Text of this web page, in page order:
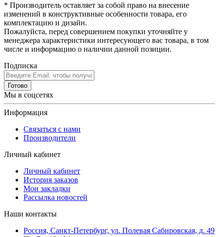
* Производитель оставляет за собой право на внесение
изменений в конструктивные особенности товара, его
комплектацию и дизайн.
Пожалуйста, перед совершением покупки уточняйте у
менеджера характеристики интересующего вас товара, в том
числе и информацию о наличии данной позиции.
Подписка
Готово
Мы в соцсетях
Информация
Связаться с нами
Производители
Личный кабинет
Личный кабинет
История заказов
Мои закладки
Рассылка новостей
Наши контакты
Россия, Санкт-Петербург, ул. Полевая Сабировская, д. 49